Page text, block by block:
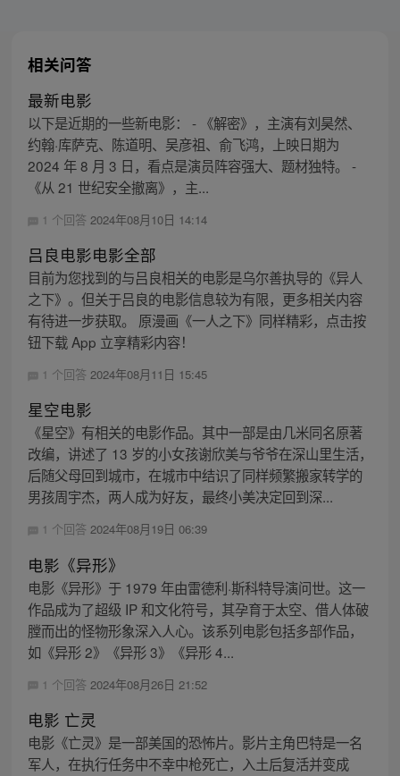
相关问答
最新电影
以下是近期的一些新电影： - 《解密》，主演有刘昊然、
约翰·库萨克、陈道明、吴彦祖、俞飞鸿，上映日期为
2024 年 8 月 3 日，看点是演员阵容强大、题材独特。 -
《从 21 世纪安全撤离》，主...
1 个回答 2024年08月10日 14:14
吕良电影电影全部
目前为您找到的与吕良相关的电影是乌尔善执导的《异人
之下》。但关于吕良的电影信息较为有限，更多相关内容
有待进一步获取。 原漫画《一人之下》同样精彩，点击按
钮下载 App 立享精彩内容！
1 个回答 2024年08月11日 15:45
星空电影
《星空》有相关的电影作品。其中一部是由几米同名原著
改编，讲述了 13 岁的小女孩谢欣美与爷爷在深山里生活，
后随父母回到城市，在城市中结识了同样频繁搬家转学的
男孩周宇杰，两人成为好友，最终小美决定回到深...
1 个回答 2024年08月19日 06:39
电影《异形》
电影《异形》于 1979 年由雷德利·斯科特导演问世。这一
作品成为了超级 IP 和文化符号，其孕育于太空、借人体破
膛而出的怪物形象深入人心。该系列电影包括多部作品，
如《异形 2》《异形 3》《异形 4...
1 个回答 2024年08月26日 21:52
电影 亡灵
电影《亡灵》是一部美国的恐怖片。影片主角巴特是一名
军人，在执行任务中不幸中枪死亡，入土后复活并变成